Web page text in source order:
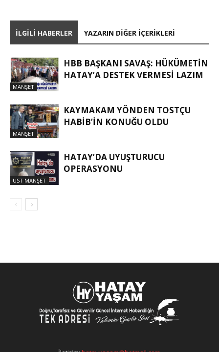
İLGILI HABERLER YAZARIN DIĞER İÇERIKLERI
MANŞET
HBB BAŞKANI SAVAŞ: HÜKÜMETİN
HATAY’A DESTEK VERMESİ LAZIM
MANŞET
KAYMAKAM YÖNDEN TOSTÇU
HABIB’IN KONUĞU OLDU
ÜST MANŞET
HATAY’DA UYUŞTURUCU
OPERASYONU